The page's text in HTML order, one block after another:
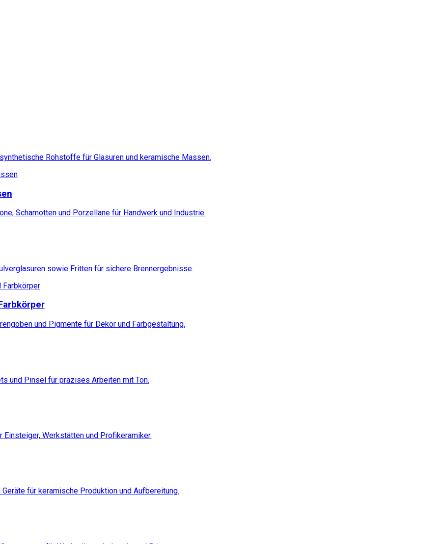
Rohstoffe für Glasuren und keramische Massen.
Schamotten und Porzellane für Handwerk und Industrie.
sowie Fritten für sichere Brennergebnisse.
und Pigmente für Dekor und Farbgestaltung.
und Pinsel für präzises Arbeiten mit Ton.
Einsteiger, Werkstätten und Profikeramiker.
Geräte für keramische Produktion und Aufbereitung.